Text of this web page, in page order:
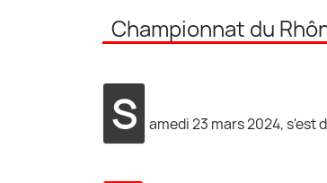
Championnat du
S amedi 23 mars 2024, s'est